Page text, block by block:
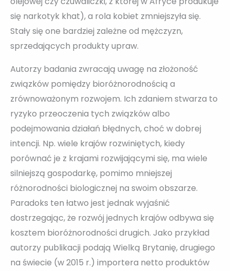
się narkotyk khat), a rola kobiet zmniejszyła się.
Stały się one bardziej zależne od mężczyzn,
sprzedających produkty upraw.
Autorzy badania zwracają uwagę na złożoność
związków pomiędzy bioróżnorodnością a
zrównoważonym rozwojem. Ich zdaniem stwarza to
ryzyko przeoczenia tych związków albo
podejmowania działań błędnych, choć w dobrej
intencji. Np. wiele krajów rozwiniętych, kiedy
porównać je z krajami rozwijającymi się, ma wiele
silniejszą gospodarkę, pomimo mniejszej
różnorodności biologicznej na swoim obszarze.
Paradoks ten łatwo jest jednak wyjaśnić
dostrzegając, że rozwój jednych krajów odbywa się
kosztem bioróżnorodności drugich. Jako przykład
autorzy publikacji podają Wielką Brytanię, drugiego
na świecie (w 2015 r.) importera netto produktów